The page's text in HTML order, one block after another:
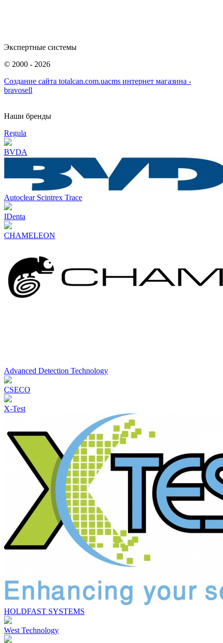
Экспертные системы
© 2000 - 2026
Создание сайта totalcan.com.uacms интернет магазина -
bravosell
Наши бренды
Regula
BVDA
Autoclear Scintrex Trace
IDenta
CHAMELEON
Advanced Detection Technology
CSECO
X-Test
HOLDFAST SYSTEMS
West Technology